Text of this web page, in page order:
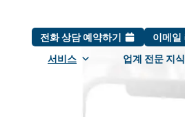
전화 상담 예약하기 이메일
서비스 업계 전문 지식